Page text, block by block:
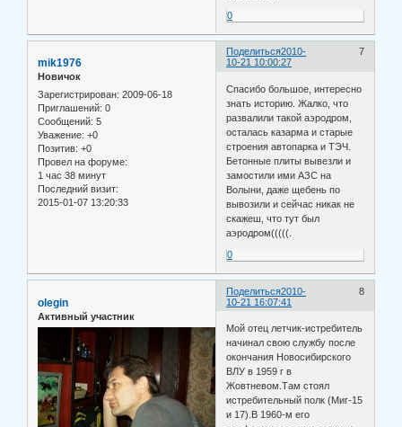
0
Поделиться 7
2010-
10-21 10:00:27
mik1976
Новичок
Зарегистрирован: 2009-06-18
Приглашений: 0
Сообщений: 5
Уважение: +0
Позитив: +0
Провел на форуме:
1 час 38 минут
Последний визит:
2015-01-07 13:20:33
Спасибо большое, интересно
знать историю. Жалко, что
развалили такой аэродром,
осталась казарма и старые
строения автопарка и ТЭЧ.
Бетонные плиты вывезли и
замостили ими АЗС на
Волыни, даже щебень по
вывозили и сейчас никак не
скажеш, что тут был
аэродром(((((.
0
Поделиться 8
2010-
10-21 16:07:41
olegin
Активный участник
Мой отец летчик-истребитель
начинал свою службу после
окончания Новосибирского
ВЛУ в 1959 г в
Жовтневом.Там стоял
истребительный полк (Миг-15
и 17).В 1960-м его